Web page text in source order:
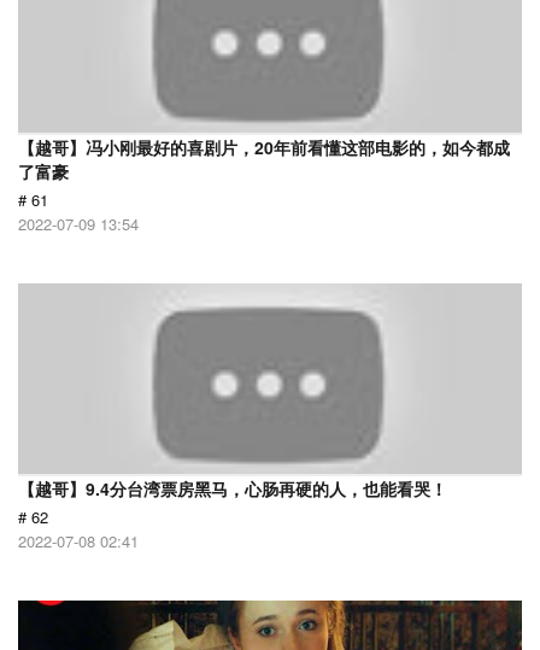
【越哥】冯小刚最好的喜剧片，20年前看懂这部电影的，如今都成
了富豪
# 61
2022-07-09 13:54
【越哥】9.4分台湾票房黑马，心肠再硬的人，也能看哭！
# 62
2022-07-08 02:41